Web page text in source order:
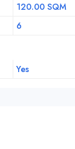
120.00 SQM
6
Yes